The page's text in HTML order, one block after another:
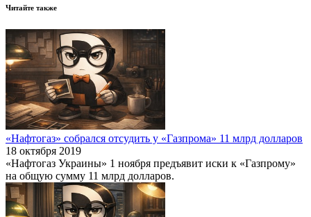
Читайте также
«Нафтогаз» собрался отсудить у «Газпрома» 11 млрд долларов
18 октября 2019
«Нафтогаз Украины» 1 ноября предъявит иски к «Газпрому»
на общую сумму 11 млрд долларов.